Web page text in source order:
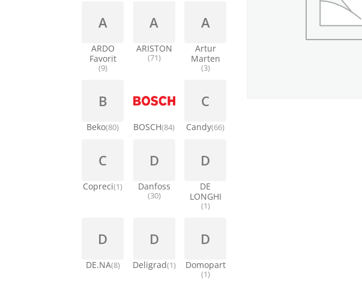
A
ARDO
Favorit
(9)
A
ARISTON
(71)
A
Artur
Marten
(3)
B
Beko(80) BOSCH(84)
C
Candy(66)
C
Copreci(1)
D
Danfoss
(30)
D
DE
LONGHI
(1)
D
DE.NA(8)
D
Deligrad(1)
D
Domopart
(1)